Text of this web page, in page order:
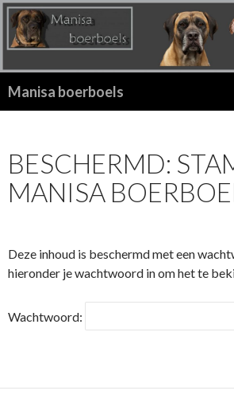
Manisa boerboels
BESCHERMD:
MANISA
Deze inhoud is beschermd met een
hieronder je wachtwoord in om het te
Wachtwoord: